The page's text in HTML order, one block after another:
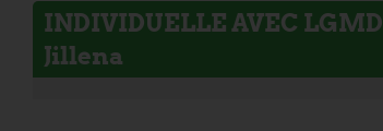
INDIVIDUELLE AVEC LGMD
Jillena